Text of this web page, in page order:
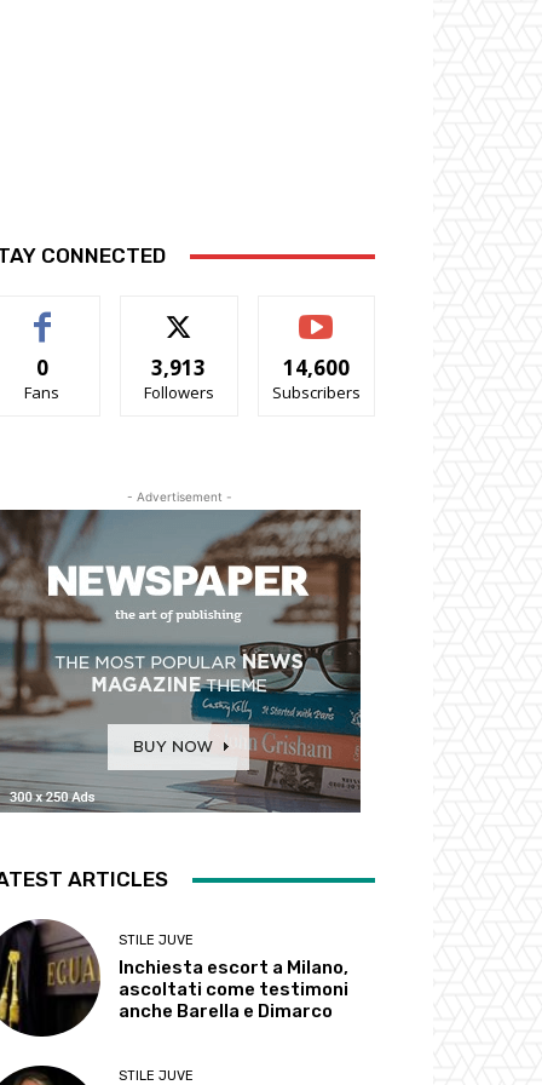
CONNECTED
0
Fans
3,913
Followers
14,600
Subscribers
- Advertisement -
ARTICLES
STILE JUVE
Inchiesta escort a Milano,
ascoltati come testimoni
anche Barella e Dimarco
STILE JUVE